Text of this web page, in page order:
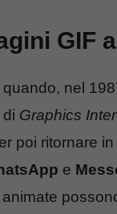
GIF
quando, nel
Graphics
poi ritornare
e